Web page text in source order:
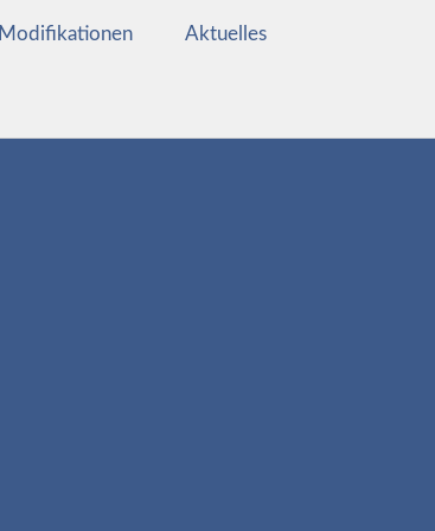
Modifikationen Aktuelles